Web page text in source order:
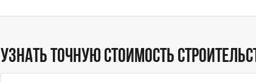
УЗНАТЬ ТОЧНУЮ СТОИМОСТЬ